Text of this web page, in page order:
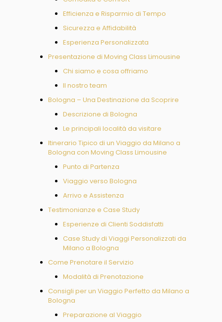
Efficienza e Risparmio di Tempo
Sicurezza e Affidabilità
Esperienza Personalizzata
Presentazione di Moving Class Limousine
Chi siamo e cosa offriamo
Il nostro team
Bologna – Una Destinazione da Scoprire
Descrizione di Bologna
Le principali località da visitare
Itinerario Tipico di un Viaggio da Milano a
Bologna con Moving Class Limousine
Punto di Partenza
Viaggio verso Bologna
Arrivo e Assistenza
Testimonianze e Case Study
Esperienze di Clienti Soddisfatti
Case Study di Viaggi Personalizzati da
Milano a Bologna
Come Prenotare il Servizio
Modalità di Prenotazione
Consigli per un Viaggio Perfetto da Milano a
Bologna
Preparazione al Viaggio